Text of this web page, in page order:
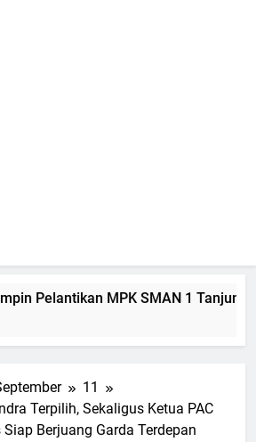
MPK SMAN 1 Tanjung Tiram
11
Terpilih, Sekaligus Ketua PAC
Berjuang Garda Terdepan